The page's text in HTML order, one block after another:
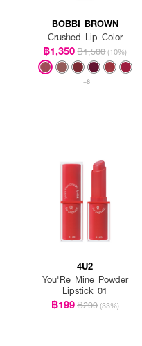
BOBBI BROWN
Crushed Lip Color
฿1,350฿1,500 (10%)
+6
4U2
You'Re Mine Powder
Lipstick 01
฿199฿299 (33%)